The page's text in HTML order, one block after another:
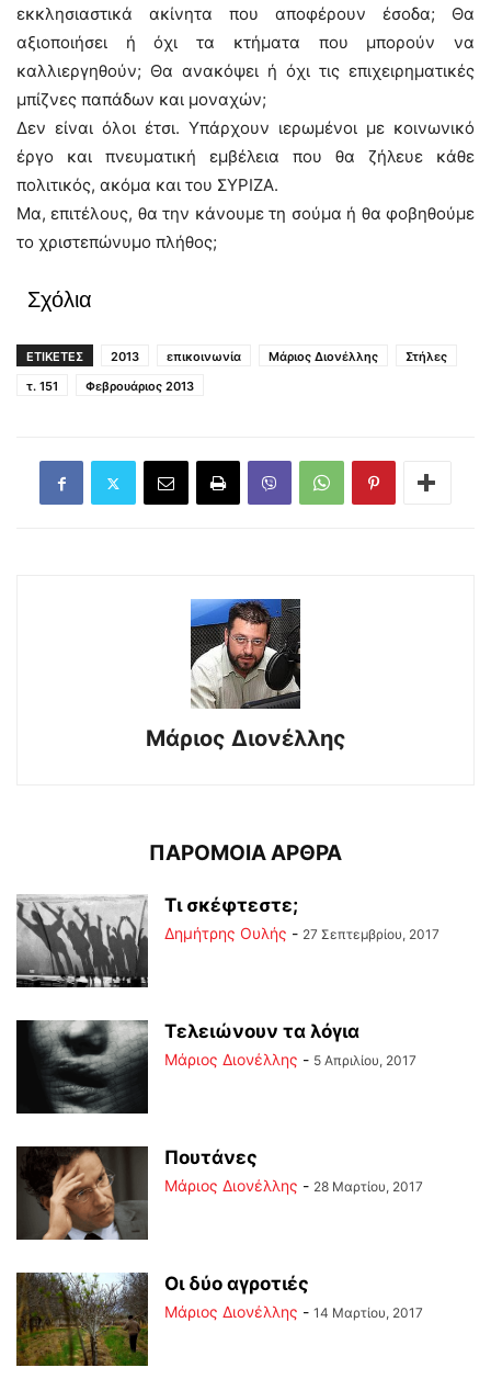
εκκλησιαστικά ακίνητα που αποφέρουν έσοδα; Θα
αξιοποιήσει ή όχι τα κτήματα που μπορούν να
καλλιεργηθούν; Θα ανακόψει ή όχι τις επιχειρηματικές
μπίζνες παπάδων και μοναχών;
Δεν είναι όλοι έτσι. Υπάρχουν ιερωμένοι με κοινωνικό
έργο και πνευματική εμβέλεια που θα ζήλευε κάθε
πολιτικός, ακόμα και του ΣΥΡΙΖΑ.
Μα, επιτέλους, θα την κάνουμε τη σούμα ή θα φοβηθούμε
το χριστεπώνυμο πλήθος;
Σχόλια
ΕΤΙΚΕΤΕΣ 2013 επικοινωνία Μάριος Διονέλλης
Στήλες
τ. 151
Φεβρουάριος 2013
Μάριος Διονέλλης
ΠΑΡΟΜΟΙΑ ΑΡΘΡΑ
Τι σκέφτεστε;
Δημήτρης Ουλής - 27 Σεπτεμβρίου, 2017
Τελειώνουν τα λόγια
Μάριος Διονέλλης - 5 Απριλίου, 2017
Πουτάνες
Μάριος Διονέλλης - 28 Μαρτίου, 2017
Οι δύο αγροτιές
Μάριος Διονέλλης - 14 Μαρτίου, 2017